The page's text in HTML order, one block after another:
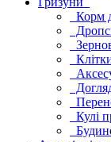
Корм
Кулі